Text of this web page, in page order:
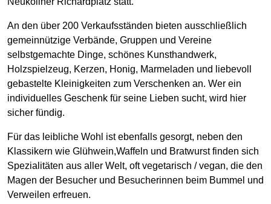
An den über 200 Verkaufsständen bieten ausschließlich
gemeinnützige Verbände, Gruppen und Vereine
selbstgemachte Dinge, schönes Kunsthandwerk,
Holzspielzeug, Kerzen, Honig, Marmeladen und liebevoll
gebastelte Kleinigkeiten zum Verschenken an. Wer ein
individuelles Geschenk für seine Lieben sucht, wird hier
sicher fündig.
Für das leibliche Wohl ist ebenfalls gesorgt, neben den
Klassikern wie Glühwein,Waffeln und Bratwurst finden sich
Spezialitäten aus aller Welt, oft vegetarisch / vegan, die den
Magen der Besucher und Besucherinnen beim Bummel und
Verweilen erfreuen.